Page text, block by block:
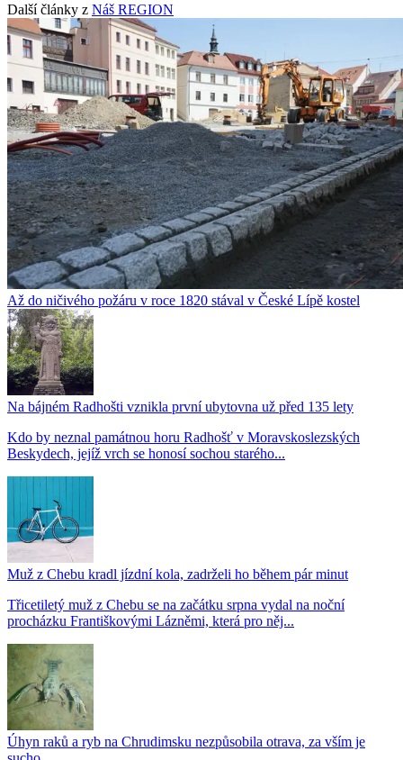
Další články z Náš REGION
Až do ničivého požáru v roce 1820 stával v České Lípě kostel
Na bájném Radhošti vznikla první ubytovna už před 135 lety
Kdo by neznal památnou horu Radhošť v Moravskoslezských
Beskydech, jejíž vrch se honosí sochou starého...
Muž z Chebu kradl jízdní kola, zadrželi ho během pár minut
Třicetiletý muž z Chebu se na začátku srpna vydal na noční
procházku Františkovými Lázněmi, která pro něj...
Úhyn raků a ryb na Chrudimsku nezpůsobila otrava, za vším je